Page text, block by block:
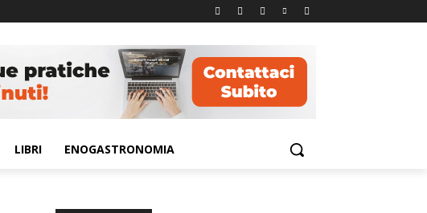
LIBRI ENOGASTRONOMIA